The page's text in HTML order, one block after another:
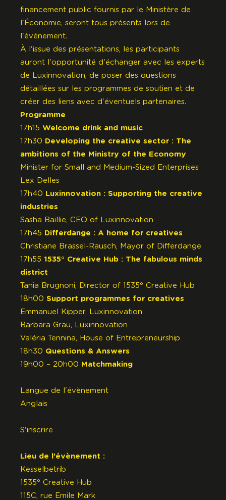
financement public fournis par le Ministère de
l'Économie, seront tous présents lors de
l'événement.
À l'issue des présentations, les participants
auront l'opportunité d'échanger avec les experts
de Luxinnovation, de poser des questions
détaillées sur les programmes de soutien et de
créer des liens avec d'éventuels partenaires.
Programme
17h15 Welcome drink and music
17h30 Developing the creative sector : The
ambitions of the Ministry of the Economy
Minister for Small and Medium-Sized Enterprises
Lex Delles
17h40 Luxinnovation : Supporting the creative
industries
Sasha Baillie, CEO of Luxinnovation
17h45 Differdange : A home for creatives
Christiane Brassel-Rausch, Mayor of Differdange
17h55 1535° Creative Hub : The fabulous minds
district
Tania Brugnoni, Director of 1535° Creative Hub
18h00 Support programmes for creatives
Emmanuel Kipper, Luxinnovation
Barbara Grau, Luxinnovation
Valéria Tennina, House of Entrepreneurship
18h30 Questions & Answers
19h00 – 20h00 Matchmaking
Langue de l'évènement
Anglais
S'inscrire
Lieu de l'évènement :
Kesselbetrib
1535° Creative Hub
115C, rue Emile Mark